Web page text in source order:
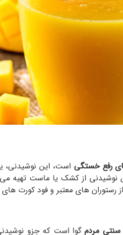
رفع خستگی است، این نوشیدنی،
نوشیدنی از کشک یا ماست تهیه
رستوران های معتبر و فود کورت
سنتی مردمگوا است که جزو